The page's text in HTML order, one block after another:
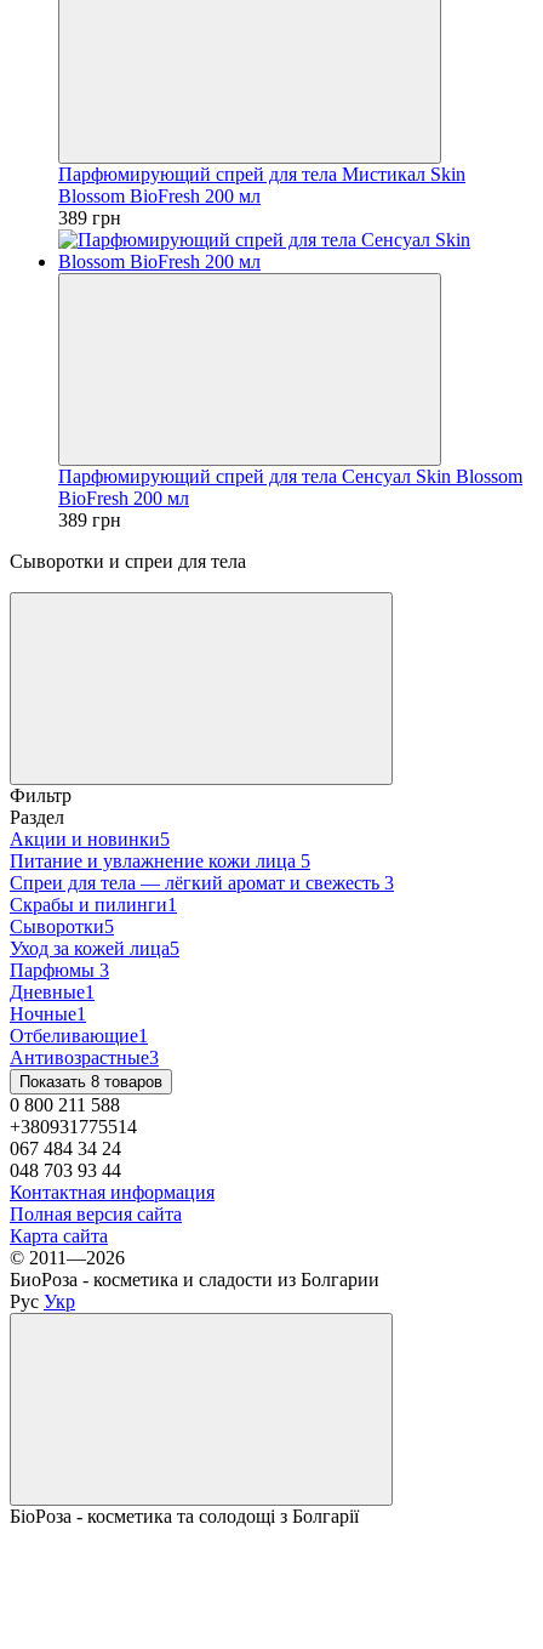
Парфюмирующий спрей для тела Мистикал Skin
Blossom BioFresh 200 мл
389 грн
Парфюмирующий спрей для тела Сенсуал Skin Blossom
BioFresh 200 мл
389 грн
Сыворотки и спреи для тела
Фильтр
Раздел
Акции и новинки5
Питание и увлажнение кожи лица 5
Спреи для тела — лёгкий аромат и свежесть 3
Скрабы и пилинги1
Сыворотки5
Уход за кожей лица5
Парфюмы 3
Дневные1
Ночные1
Отбеливающие1
Антивозрастные3
Показать 8 товаров
0 800 211 588
+380931775514
067 484 34 24
048 703 93 44
Контактная информация
Полная версия сайта
Карта сайта
© 2011—2026
БиоРоза - косметика и сладости из Болгарии
Рус Укр
БіоРоза - косметика та солодощі з Болгарії